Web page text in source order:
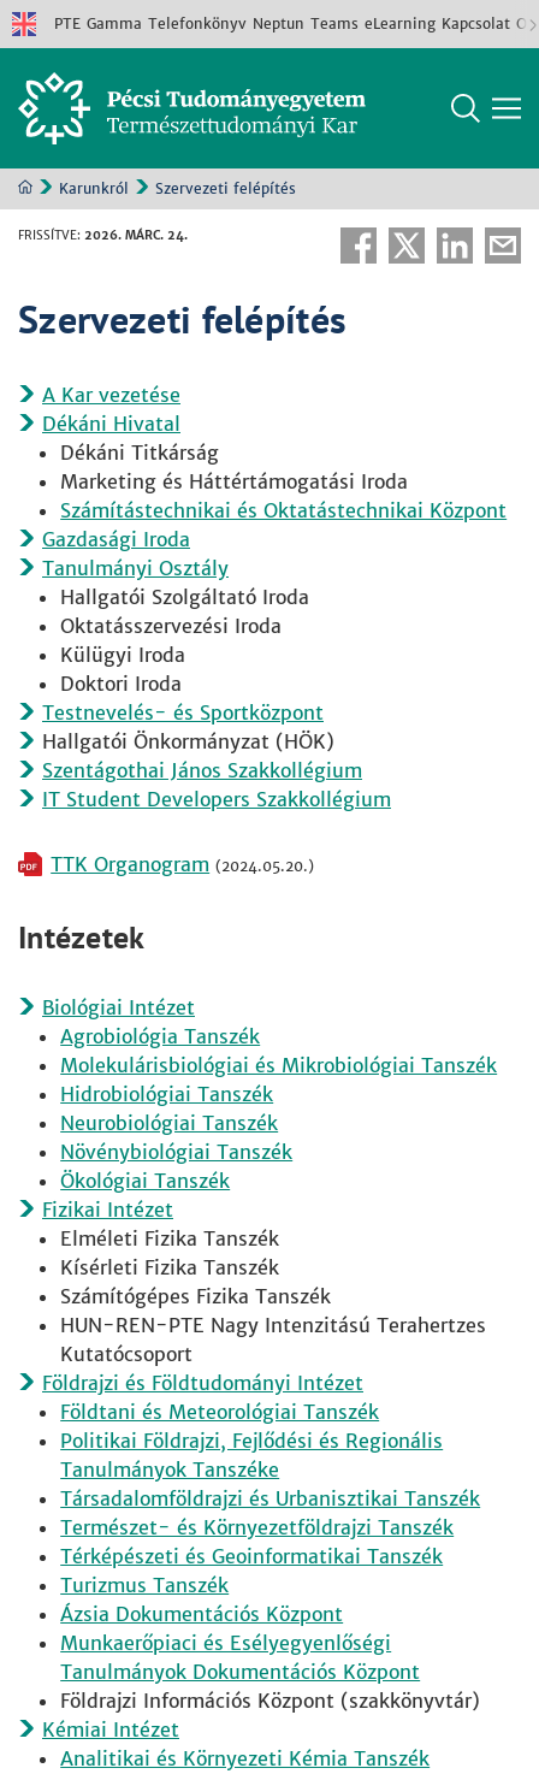
PTE Gamma Telefonkönyv Neptun Teams eLearning Kapcsolat
Karunkról Szervezeti felépítés
FRISSÍTVE: 2026. MÁRC. 24.
Szervezeti felépítés
A Kar vezetése
Dékáni Hivatal
Dékáni Titkárság
Marketing és Háttértámogatási Iroda
Számítástechnikai és Oktatástechnikai Központ
Gazdasági Iroda
Tanulmányi Osztály
Hallgatói Szolgáltató Iroda
Oktatásszervezési Iroda
Külügyi Iroda
Doktori Iroda
Testnevelés- és Sportközpont
Hallgatói Önkormányzat (HÖK)
Szentágothai János Szakkollégium
IT Student Developers Szakkollégium
TTK Organogram (2024.05.20.)
Intézetek
Biológiai Intézet
Agrobiológia Tanszék
Molekulárisbiológiai és Mikrobiológiai Tanszék
Hidrobiológiai Tanszék
Neurobiológiai Tanszék
Növénybiológiai Tanszék
Ökológiai Tanszék
Fizikai Intézet
Elméleti Fizika Tanszék
Kísérleti Fizika Tanszék
Számítógépes Fizika Tanszék
HUN-REN-PTE Nagy Intenzitású Terahertzes
Kutatócsoport
Földrajzi és Földtudományi Intézet
Földtani és Meteorológiai Tanszék
Politikai Földrajzi, Fejlődési és Regionális
Tanulmányok Tanszéke
Társadalomföldrajzi és Urbanisztikai Tanszék
Természet- és Környezetföldrajzi Tanszék
Térképészeti és Geoinformatikai Tanszék
Turizmus Tanszék
Ázsia Dokumentációs Központ
Munkaerőpiaci és Esélyegyenlőségi
Tanulmányok Dokumentációs Központ
Földrajzi Információs Központ (szakkönyvtár)
Kémiai Intézet
Analitikai és Környezeti Kémia Tanszék